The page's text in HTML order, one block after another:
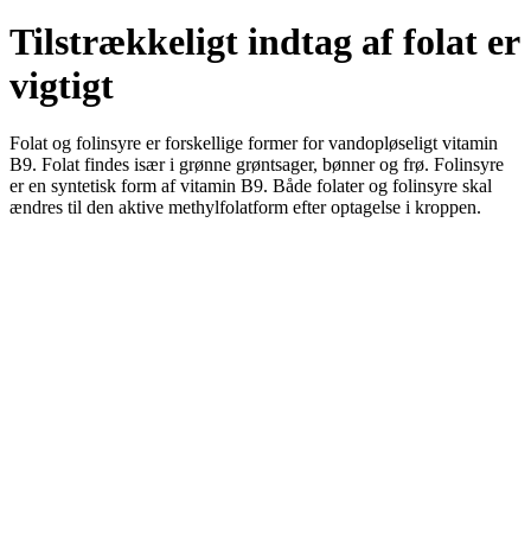
Tilstrækkeligt indtag af folat er
vigtigt
Folat og folinsyre er forskellige former for vandopløseligt vitamin
B9. Folat findes især i grønne grøntsager, bønner og frø. Folinsyre
er en syntetisk form af vitamin B9. Både folater og folinsyre skal
ændres til den aktive methylfolatform efter optagelse i kroppen.